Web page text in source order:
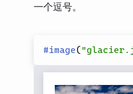
一个逗号。
#image(